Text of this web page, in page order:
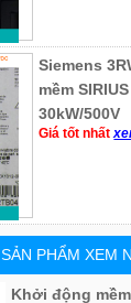
Siemens
mềm
30kW/500V
Giá tốt nhất
SẢN PHẨM XEM
Khởi động